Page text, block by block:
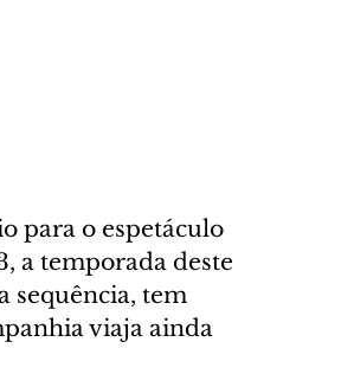
para o espetáculo
a temporada deste
sequência, tem
viaja ainda